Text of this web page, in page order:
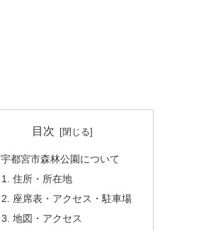
目次
宇都宮市森林公園について
住所・所在地
座席表・アクセス・駐車場
地図・アクセス